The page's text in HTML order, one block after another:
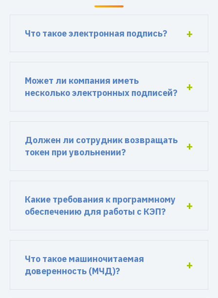
Что такое электронная подпись?
Может ли компания иметь
несколько электронных подписей?
Должен ли сотрудник возвращать
токен при увольнении?
Какие требования к программному
обеспечению для работы с КЭП?
Что такое машиночитаемая
доверенность (МЧД)?